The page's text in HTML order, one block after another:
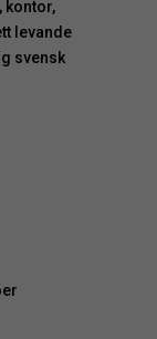
kontor,
levande
svensk